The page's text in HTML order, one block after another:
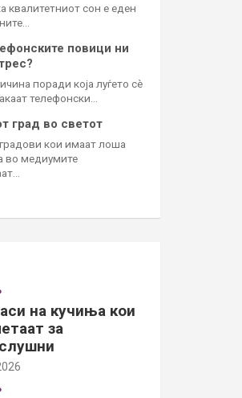
квалитетниот сон е еден
повици ни
поради која луѓето сè
телефонски…
град во светот
кои имаат лоша
во медиумите
на кучиња кои
за